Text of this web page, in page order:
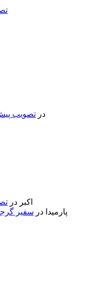
در تصویب
اکبر در
پارمیدا در سفیر